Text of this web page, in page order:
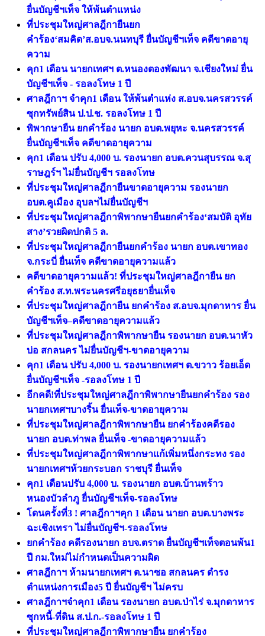
ยื่นบัญชีฯเท็จ ให้พ้นตําแหน่ง
ที่ประชุมใหญ่ศาลฎีกายืนยก
คำร้อง‘สมคิด’ส.อบจ.นนทบุรี ยื่นบัญชีฯเท็จ คดีขาดอายุ
ความ
คุก1 เดือน นายกเทศฯ ต.หนองตองพัฒนา จ.เชียงใหม่ ยื่น
บัญชีฯเท็จ - รอลงโทษ 1 ปี
ศาลฎีกาฯ จําคุก1 เดือน ให้พ้นตำแห่ง ส.อบจ.นครสวรรค์
ซุกทรัพย์สิน ป.ป.ช. รอลงโทษ 1 ปี
พิพากษายืน ยกคำร้อง นายก อบต.พยุหะ จ.นครสวรรค์
ยื่นบัญชีฯเท็จ คดีขาดอายุความ
คุก1 เดือน ปรับ 4,000 บ. รองนายก อบต.ควนสุบรรณ จ.สุ
ราษฎร์ฯ ไม่ยื่นบัญชีฯ รอลงโทษ
ที่ประชุมใหญ่ศาลฎีกายืนขาดอายุความ รองนายก
อบต.คูเมือง อุบลฯไม่ยื่นบัญชีฯ
ที่ประชุมใหญ่ศาลฎีกาพิพากษายืนยกคำร้อง‘สมบัติ อุทัย
สาง’รวยผิดปกติ 5 ล.
ที่ประชุมใหญ่ศาลฎีกายืนยกคำร้อง นายก อบต.เขาทอง
จ.กระบี่ ยื่นเท็จ คดีขาดอายุความแล้ว
คดีขาดอายุความแล้ว! ที่ประชุมใหญ่ศาลฎีกายืน ยก
คำร้อง ส.ท.พระนครศรีอยุธยายื่นเท็จ
ที่ประชุมใหญ่ศาลฎีกายืน ยกคำร้อง ส.อบจ.มุกดาหาร ยื่น
บัญชีฯเท็จ–คดีขาดอายุความแล้ว
ที่ประชุมใหญ่ศาลฎีกาพิพากษายืน รองนายก อบต.นาหัว
บ่อ สกลนคร ไม่ยื่นบัญชีฯ-ขาดอายุความ
คุก1 เดือน ปรับ 4,000 บ. รองนายกเทศฯ ต.ขวาว ร้อยเอ็ด
ยื่นบัญชีฯเท็จ -รอลงโทษ 1 ปี
อีกคดี!ที่ประชุมใหญ่ศาลฎีกาพิพากษายืนยกคำร้อง รอง
นายกเทศฯบางริ้น ยื่นเท็จ-ขาดอายุความ
ที่ประชุมใหญ่ศาลฎีกาพิพากษายืน ยกคำร้องคดีรอง
นายก อบต.ท่าพล ยื่นเท็จ -ขาดอายุความแล้ว
ที่ประชุมใหญ่ศาลฎีกาพิพากษาแก้เพิ่มหนึ่งกระทง รอง
นายกเทศฯห้วยกระบอก ราชบุรี ยื่นเท็จ
คุก1 เดือนปรับ 4,000 บ. รองนายก อบต.บ้านพร้าว
หนองบัวลำภู ยื่นบัญชีฯเท็จ-รอลงโทษ
โดนครั้งที่3 ! ศาลฎีกาฯคุก 1 เดือน นายก อบต.บางพระ
ฉะเชิงเทรา ไม่ยื่นบัญชีฯ-รอลงโทษ
ยกคำร้อง คดีรองนายก อบจ.ตราด ยื่นบัญชีฯเท็จตอนพ้น1
ปี กม.ใหม่ไม่กำหนดเป็นความผิด
ศาลฎีกาฯ ห้ามนายกเทศฯ ต.นาซอ สกลนคร ดำรง
ตำแหน่งการเมือง5 ปี ยื่นบัญชีฯ ไม่ครบ
ศาลฎีกาฯจำคุก1 เดือน รองนายก อบต.ป่าไร่ จ.มุกดาหาร
ซุกหนี้-ที่ดิน ส.ป.ก.-รอลงโทษ 1 ปี
ที่ประชุมใหญ่ศาลฎีกาพิพากษายืน ยกคำร้อง